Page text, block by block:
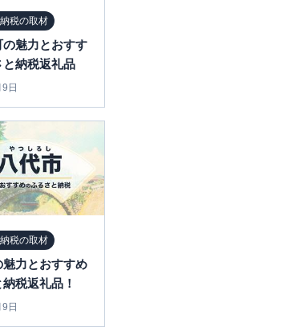
税の取材
の魅力とおすす
と納税返礼品
日
税の取材
魅力とおすすめ
税返礼品！
日